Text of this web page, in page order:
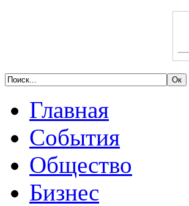
Главная
События
Общество
Бизнес